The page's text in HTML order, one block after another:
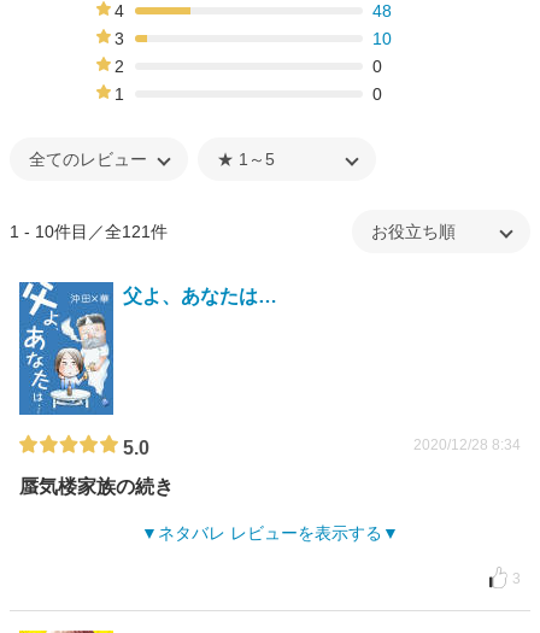
4
48
3
10
2
0
1
0
1 - 10件目／全121件
父よ、あなたは…
5.0 2020/12/28 8:34
蜃気楼家族の続き
ネタバレ レビューを表示する
3